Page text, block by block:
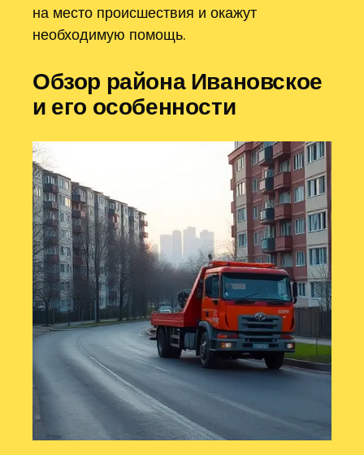
на место происшествия и окажут
необходимую помощь.
Обзор района Ивановское
и его особенности